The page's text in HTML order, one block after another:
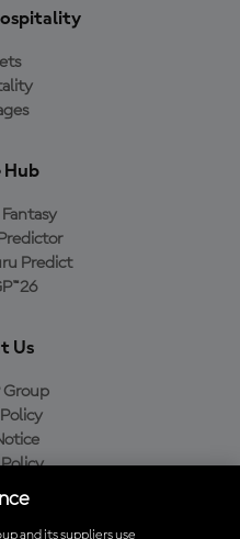
Hub
Predict
Us
Group
Policy
and its suppliers use